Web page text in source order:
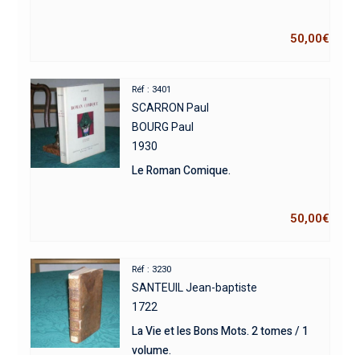
50,00€
Réf : 3401
SCARRON Paul
BOURG Paul
1930
Le Roman Comique.
50,00€
Réf : 3230
SANTEUIL Jean-baptiste
1722
La Vie et les Bons Mots. 2 tomes / 1
volume.